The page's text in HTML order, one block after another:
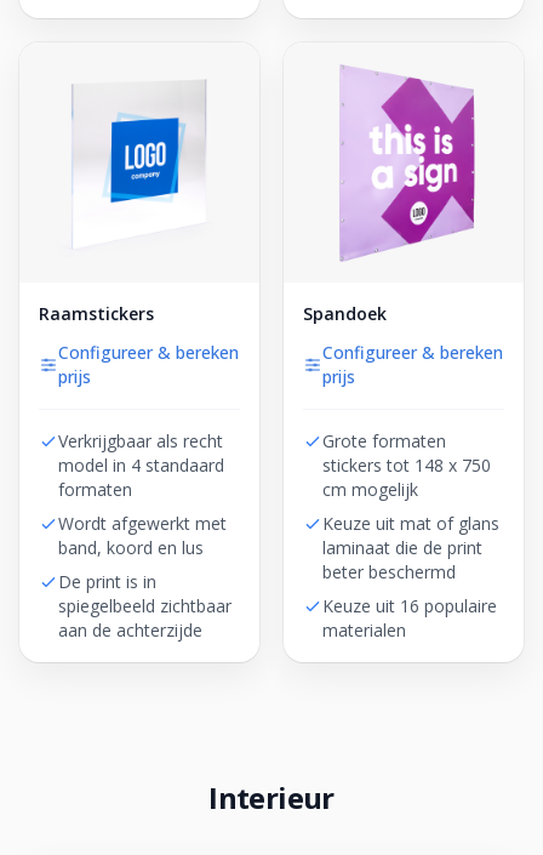
Raamstickers
Configureer & bereken
prijs
Verkrijgbaar als recht
model in 4 standaard
formaten
Wordt afgewerkt met
band, koord en lus
De print is in
spiegelbeeld zichtbaar
aan de achterzijde
Spandoek
Configureer & bereken
prijs
Grote formaten
stickers tot 148 x 750
cm mogelijk
Keuze uit mat of glans
laminaat die de print
beter beschermd
Keuze uit 16 populaire
materialen
Interieur